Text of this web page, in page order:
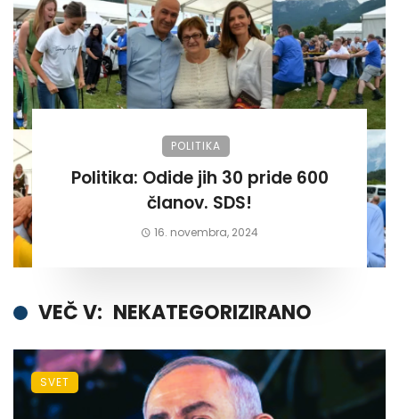
POLITIKA
Politika: Odide jih 30 pride 600
članov. SDS!
16. novembra, 2024
VEČ V: NEKATEGORIZIRANO
SVET